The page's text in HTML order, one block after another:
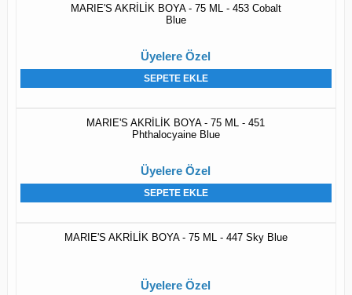
MARIE'S AKRİLİK BOYA - 75 ML - 453 Cobalt
Blue
Üyelere Özel
SEPETE EKLE
MARIE'S AKRİLİK BOYA - 75 ML - 451
Phthalocyaine Blue
Üyelere Özel
SEPETE EKLE
MARIE'S AKRİLİK BOYA - 75 ML - 447 Sky Blue
Üyelere Özel